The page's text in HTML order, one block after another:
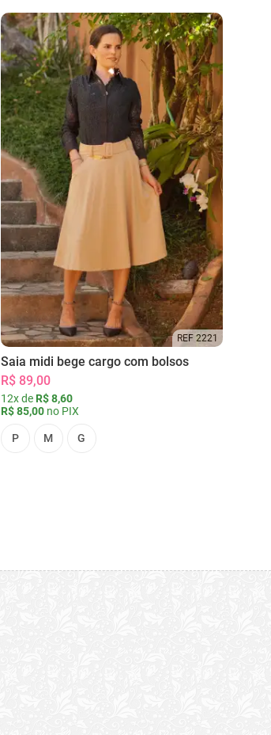
REF 2221
Saia midi bege cargo com bolsos
R$ 89,00
12x de R$ 8,60
R$ 85,00no PIX
P M G